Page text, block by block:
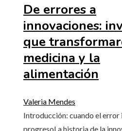
De errores a
innovaciones:
que
medicina y la
alimentación
Valeria Mendes
Introducción: cuando el error
progresoLa historia de la